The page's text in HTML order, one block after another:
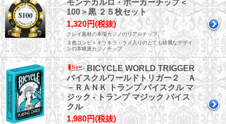
モンテカルロ・ポーカーチップ＜
100＞黒 ２５枚セット
1,320円(税抜)
クレイ素材の本場カジノのリアルチップ、
３色コンビ＋キラキラ・ラメ入りのとても綺麗なデザイ
ンの本格派カジノチップ
BICYCLE WORLD TRIGGER
バイスクルワールドトリガー２ Ａ
－ＲＡＮＫ トランプ バイスクル マ
ジック - トランプ マジック バイス
クル
1,980円(税抜)